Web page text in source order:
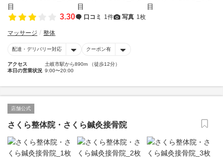
3.30 口コミ 1件 写真 1枚
マッサージ 整体
配達・デリバリー対応 クーポン有
アクセス
土岐市駅から890m （徒歩12分）
本日の営業状況 9:00〜20:00
店舗公式
さくら整体院・さくら鍼灸接骨院